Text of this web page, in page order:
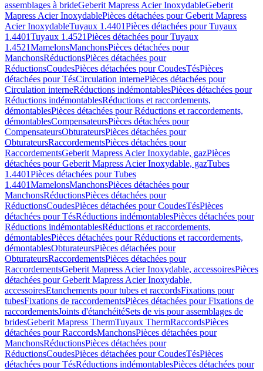
assemblages à brideGeberit Mapress Acier InoxydableGeberit
Mapress Acier InoxydablePièces détachées pour Geberit Mapress
Acier InoxydableTuyaux 1.4401Pièces détachées pour Tuyaux
1.4401Tuyaux 1.4521Pièces détachées pour Tuyaux
1.4521MamelonsManchonsPièces détachées pour
ManchonsRéductionsPièces détachées pour
RéductionsCoudesPièces détachées pour CoudesTésPièces
détachées pour TésCirculation internePièces détachées pour
Circulation interneRéductions indémontablesPièces détachées pour
Réductions indémontablesRéductions et raccordements,
démontablesPièces détachées pour Réductions et raccordements,
démontablesCompensateursPièces détachées pour
CompensateursObturateursPièces détachées pour
ObturateursRaccordementsPièces détachées pour
RaccordementsGeberit Mapress Acier Inoxydable, gazPièces
détachées pour Geberit Mapress Acier Inoxydable, gazTubes
1.4401Pièces détachées pour Tubes
1.4401MamelonsManchonsPièces détachées pour
ManchonsRéductionsPièces détachées pour
RéductionsCoudesPièces détachées pour CoudesTésPièces
détachées pour TésRéductions indémontablesPièces détachées pour
Réductions indémontablesRéductions et raccordements,
démontablesPièces détachées pour Réductions et raccordements,
démontablesObturateursPièces détachées pour
ObturateursRaccordementsPièces détachées pour
RaccordementsGeberit Mapress Acier Inoxydable, accessoiresPièces
détachées pour Geberit Mapress Acier Inoxydable,
accessoiresEtanchements pour tubes et raccordsFixations pour
tubesFixations de raccordementsPièces détachées pour Fixations de
raccordementsJoints d'étanchéitéSets de vis pour assemblages de
bridesGeberit Mapress ThermTuyaux ThermRaccordsPièces
détachées pour RaccordsManchonsPièces détachées pour
ManchonsRéductionsPièces détachées pour
RéductionsCoudesPièces détachées pour CoudesTésPièces
détachées pour TésRéductions indémontablesPièces détachées pour